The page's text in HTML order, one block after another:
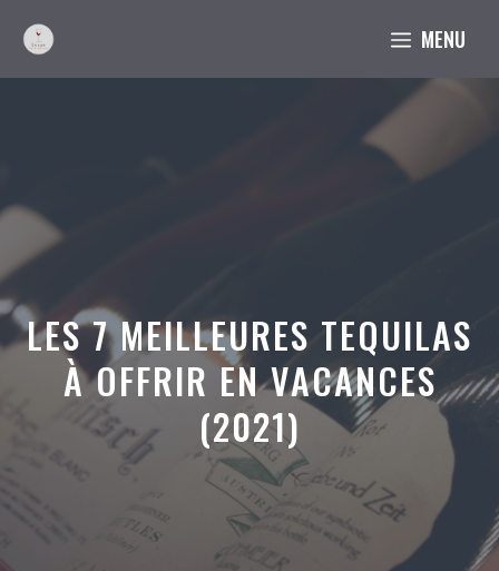
contenu
MENU
LES 7 MEILLEURES TEQUILAS
À OFFRIR EN VACANCES
(2021)